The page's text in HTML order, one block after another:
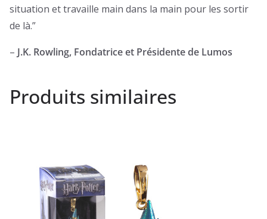
situation et travaille main dans la main pour les sortir
de là.”
– J.K. Rowling, Fondatrice et Présidente de Lumos
Produits similaires